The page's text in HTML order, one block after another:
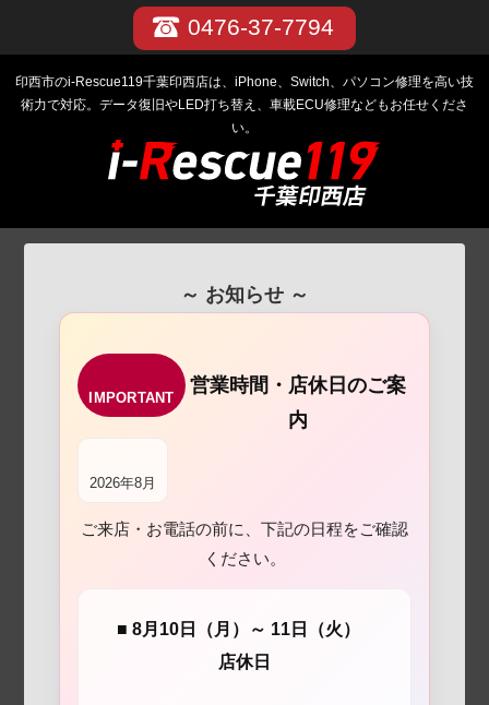
0476-37-7794
印西市のi-Rescue119千葉印西店は、iPhone、Switch、パソコン修理を高い技
術力で対応。データ復旧やLED打ち替え、車載ECU修理などもお任せくださ
い。
～ お知らせ ～
IMPORTANT
営業時間・店休日のご案
内
2026年8月
ご来店・お電話の前に、下記の日程をご確認
ください。
■ 8月10日（月）～ 11日（火）
店休日